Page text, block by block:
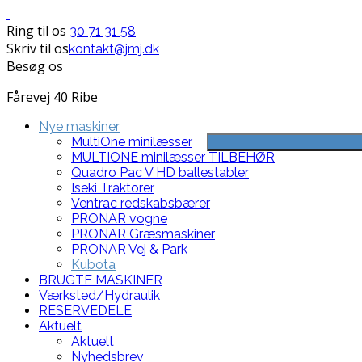
Ring til os 30 71 31 58
Skriv til oskontakt@jmj.dk
Besøg os
Fårevej 40 Ribe
Nye maskiner
MultiOne minilæsser
MULTIONE minilæsser TILBEHØR
Quadro Pac V HD ballestabler
Iseki Traktorer
Ventrac redskabsbærer
PRONAR vogne
PRONAR Græsmaskiner
PRONAR Vej & Park
Kubota
BRUGTE MASKINER
Værksted/Hydraulik
RESERVEDELE
Aktuelt
Aktuelt
Nyhedsbrev